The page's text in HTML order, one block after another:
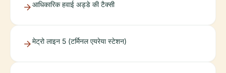
आधिकारिक हवाई अड्डे की टैक्सी
मेट्रो लाइन 5 (टर्मिनल एयरेया स्टेशन)